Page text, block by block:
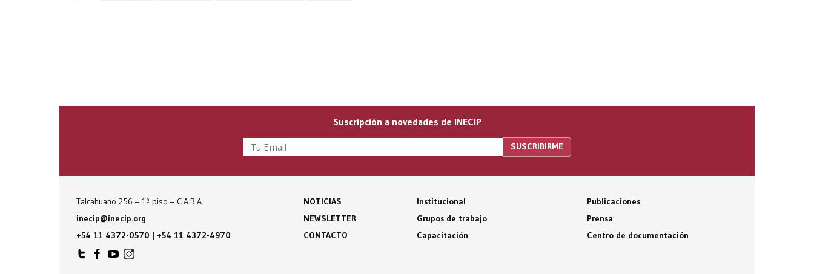
Suscripción a novedades de INECIP
Talcahuano 256 – 1º piso – C.A.B.A
inecip@inecip.org
+54 11 4372-0570 | +54 11 4372-4970
NOTICIAS
NEWSLETTER
CONTACTO
Institucional
Grupos de trabajo
Capacitación
Publicaciones
Prensa
Centro de documentación